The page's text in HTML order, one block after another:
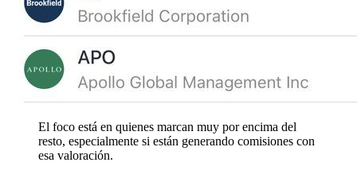
El foco está en quienes marcan muy por encima del
resto, especialmente si están generando comisiones con
esa valoración.